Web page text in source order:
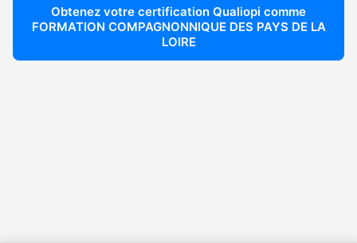
Obtenez votre certification Qualiopi comme
FORMATION COMPAGNONNIQUE DES PAYS DE LA
LOIRE